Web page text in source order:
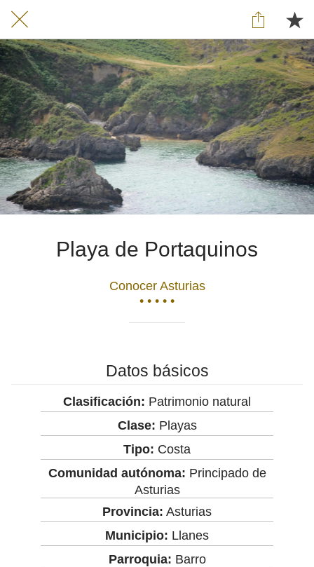
Playa de Portaquinos
Conocer Asturias
• • • • •
Datos básicos
Clasificación: Patrimonio natural
Clase: Playas
Tipo: Costa
Comunidad autónoma: Principado de
Asturias
Provincia: Asturias
Municipio: Llanes
Parroquia: Barro